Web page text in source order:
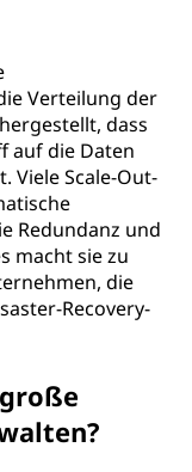
Verteilung der
dass
auf die Daten
Viele Scale-Out-
Redundanz und
macht sie zu
die
Recovery-